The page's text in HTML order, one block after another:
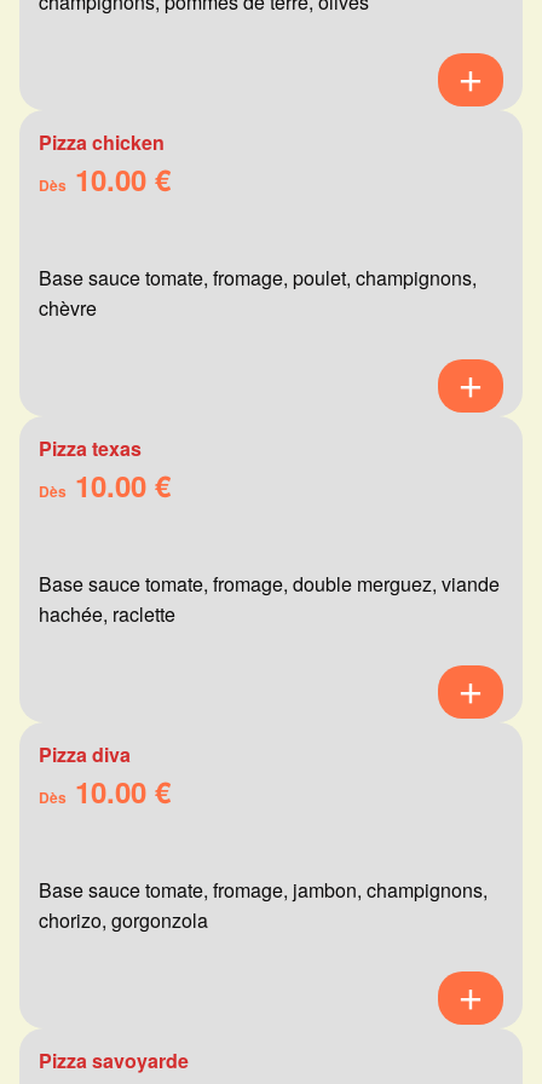
Pizza chicken
Dès 10.00 €
Base sauce tomate, fromage, poulet, champignons,
chèvre
Pizza texas
Dès 10.00 €
Base sauce tomate, fromage, double merguez, viande
hachée, raclette
Pizza diva
Dès 10.00 €
Base sauce tomate, fromage, jambon, champignons,
chorizo, gorgonzola
Pizza savoyarde